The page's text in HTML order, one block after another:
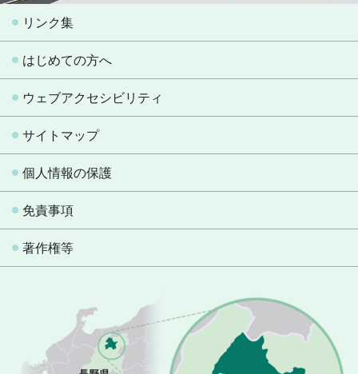
リンク集
はじめての方へ
ウェブアクセシビリティ
サイトマップ
個人情報の保護
免責事項
著作権等